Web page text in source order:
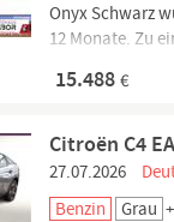
15.488 €
Onyx Schwarz
12 Monate. Zu
Citroën C4
27.07.2026
Benzin Grau